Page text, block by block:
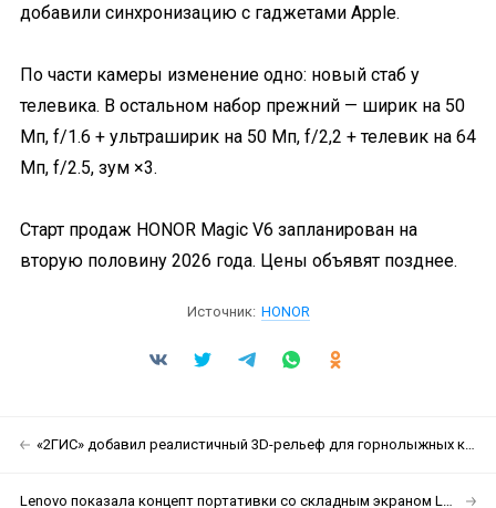
добавили синхронизацию с гаджетами Apple.
По части камеры изменение одно: новый стаб у
телевика. В остальном набор прежний — ширик на 50
Мп, f/1.6 + ультраширик на 50 Мп, f/2,2 + телевик на 64
Мп, f/2.5, зум ×3.
Старт продаж HONOR Magic V6 запланирован на
вторую половину 2026 года. Цены объявят позднее.
Источник: HONOR
«2ГИС» добавил реалистичный 3D-рельеф для горнолыжных курортов
Lenovo показала концепт портативки со складным экраном Legion Go Fold